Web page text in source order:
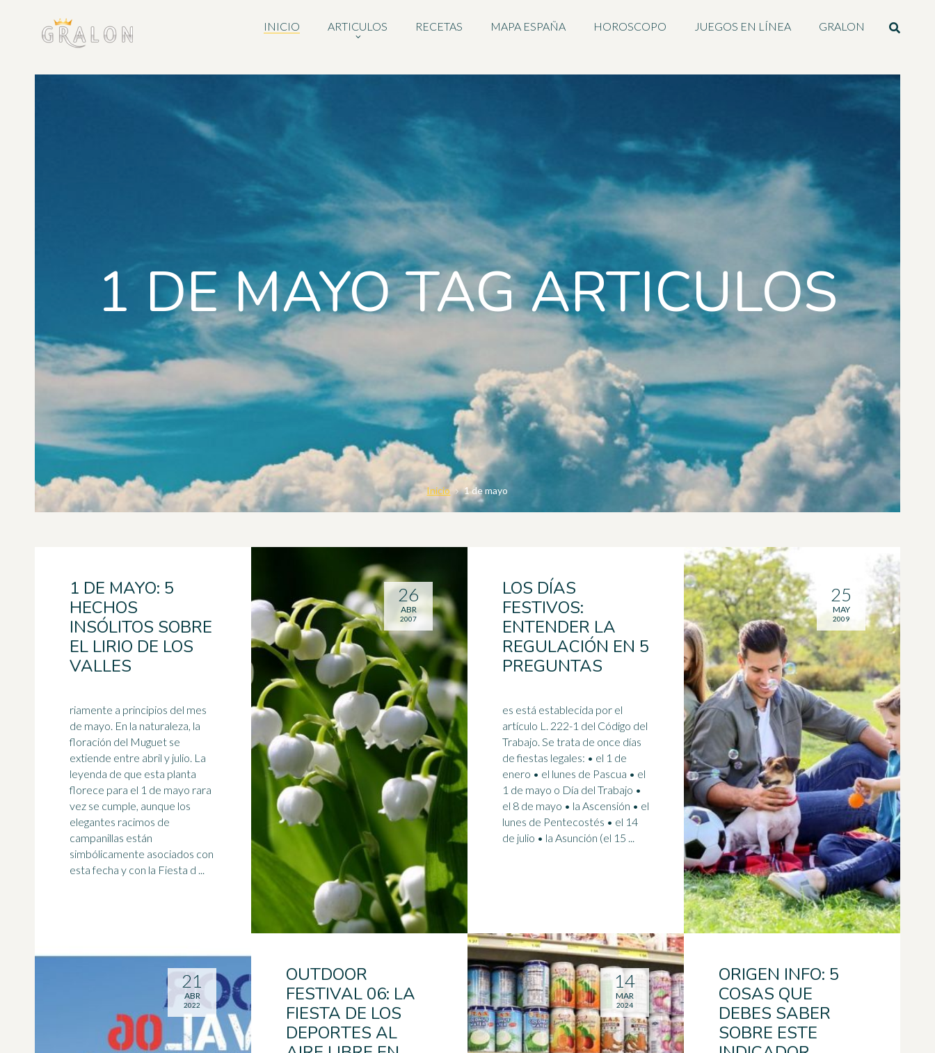
INICIO ARTICULOS RECETAS MAPA ESPAÑA HOROSCOPO JUEGOS EN LÍNEA GRALON
1 DE MAYO TAG ARTICULOS
Inicio 1 de mayo
1 DE MAYO: 5
HECHOS
INSÓLITOS SOBRE
EL LIRIO DE LOS
VALLES
riamente a principios del mes
de mayo. En la naturaleza, la
floración del Muguet se
extiende entre abril y julio. La
leyenda de que esta planta
florece para el 1 de mayo rara
vez se cumple, aunque los
elegantes racimos de
campanillas están
simbólicamente asociados con
esta fecha y con la Fiesta d ...
26
ABR
2007
LOS DÍAS
FESTIVOS:
ENTENDER LA
REGULACIÓN EN 5
PREGUNTAS
es está establecida por el
artículo L. 222-1 del Código del
Trabajo. Se trata de once días
de fiestas legales: • el 1 de
enero • el lunes de Pascua • el
1 de mayo o Día del Trabajo •
el 8 de mayo • la Ascensión • el
lunes de Pentecostés • el 14
de julio • la Asunción (el 15 ...
25
MAY
2009
OUTDOOR
FESTIVAL 06: LA
FIESTA DE LOS
DEPORTES AL
21
ABR
2022
ORIGEN INFO: 5
COSAS QUE
DEBES SABER
SOBRE ESTE
14
MAR
2024